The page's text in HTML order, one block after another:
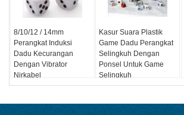
8/10/12 / 14mm
Perangkat Induksi
Dadu Kecurangan
Dengan Vibrator
Nirkabel
Kasur Suara Plastik
Game Dadu Perangkat
Selingkuh Dengan
Ponsel Untuk Game
Selingkuh